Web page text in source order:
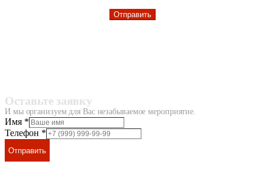
Отправить
Оставьте заявку
И мы организуем для Вас незабываемое мероприятие.
Имя *
Телефон *
Отправить